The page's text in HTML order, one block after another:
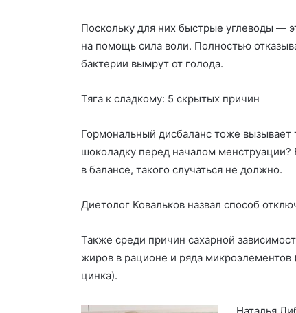
Поскольку для них быстрые углеводы —
на помощь сила воли. Полностью
бактерии вымрут от голода.
Тяга к сладкому: 5 скрытых причин
Гормональный дисбаланс тоже вызывает
шоколадку перед началом
в балансе, такого случаться не должно.
Диетолог Ковальков назвал способ
Также среди причин сахарной
жиров в рационе и ряда
цинка).
Наталья